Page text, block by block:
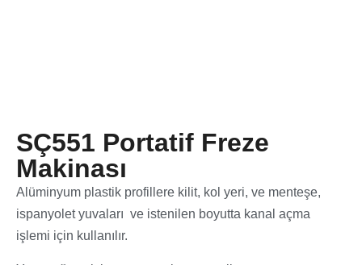
SÇ551 Portatif Freze
Makinası
Alüminyum plastik profillere kilit, kol yeri, ve menteşe,
ispanyolet yuvaları ve istenilen boyutta kanal açma
işlemi için kullanılır.